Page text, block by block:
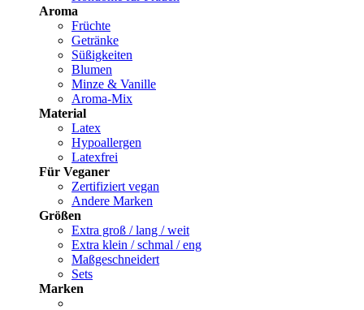
Aroma
Früchte
Getränke
Süßigkeiten
Blumen
Minze & Vanille
Aroma-Mix
Material
Latex
Hypoallergen
Latexfrei
Für Veganer
Zertifiziert vegan
Andere Marken
Größen
Extra groß / lang / weit
Extra klein / schmal / eng
Maßgeschneidert
Sets
Marken